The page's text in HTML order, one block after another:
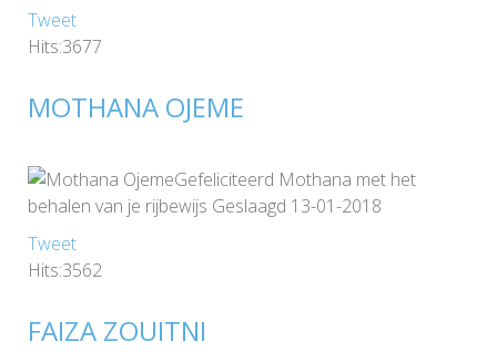
Tweet
Hits:3677
MOTHANA OJEME
Gefeliciteerd Mothana met het
behalen van je rijbewijs Geslaagd 13-01-2018
Tweet
Hits:3562
FAIZA ZOUITNI